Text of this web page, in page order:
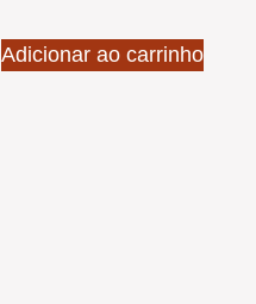
Adicionar ao carrinho